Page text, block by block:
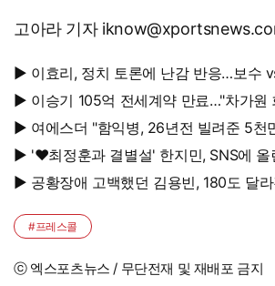
고아라 기자
▶ 이효리, 정치 토론에 난감 반응…보수 vs 진보 사연에 "빠
지면 안 될까요?"
▶ 이승기 105억 전세계약 만료…"차가원 회장, 보증금 안 주
면 법적 조치"
▶ 여에스더 "함익병, 26년전 빌려준 5천만원...그덕에 사업
시작"▶ '♥최정훈과 결별설' 한지민, SNS에
▶ 공황장애 고백했던 김용빈, 180도 달라진 삶…연이은 겹경
#프레스콜
ⓒ 엑스포츠뉴스 / 무단전재 및 재배포 금지